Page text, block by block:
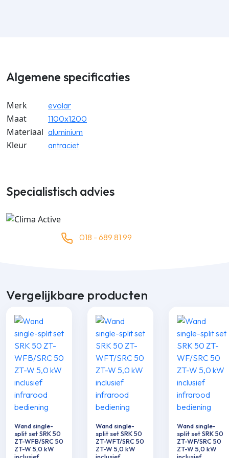
Algemene specificaties
Merk evolar
Maat 1100x1200
Materiaal aluminium
Kleur antraciet
Specialistisch advies
018 - 689 81 99
Vergelijkbare producten
Wand single-
split set SRK 50
ZT-WFB/SRC 50
ZT-W 5,0 kW
Wand single-
split set SRK 50
ZT-WFT/SRC 50
ZT-W 5,0 kW
Wand single-
split set SRK 50
ZT-WF/SRC 50
ZT-W 5,0 kW